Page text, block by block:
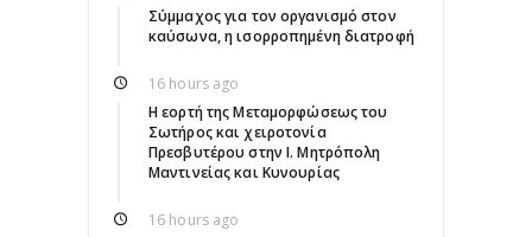
Σύμμαχος για τον οργανισμό στον
καύσωνα, η ισορροπημένη διατροφή
16 hours ago
Η εορτή της Μεταμορφώσεως του
Σωτήρος και χειροτονία
Πρεσβυτέρου στην Ι. Μητρόπολη
Μαντινείας και Κυνουρίας
16 hours ago